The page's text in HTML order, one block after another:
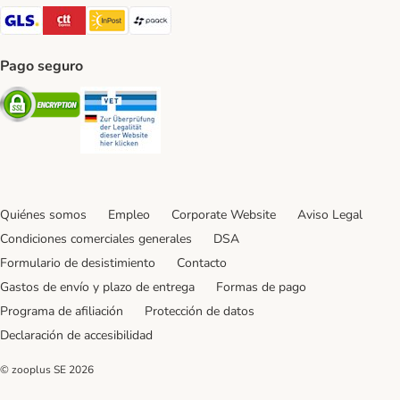
GLS Shipping Method
CTTExpress Shipping Method
InPost Shipping Method
Pago seguro
Security
Quiénes somos Empleo Corporate Website
Aviso Legal
Condiciones comerciales generales
DSA
Formulario de desistimiento
Contacto
Gastos de envío y plazo de entrega
Formas de pago
Programa de afiliación
Protección de datos
Declaración de accesibilidad
© zooplus SE 2026